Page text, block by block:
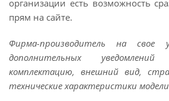
организации есть возможность
прям на сайте.
Фирма-производитель на свое
дополнительных
комплектацию, внешний вид,
технические характеристики